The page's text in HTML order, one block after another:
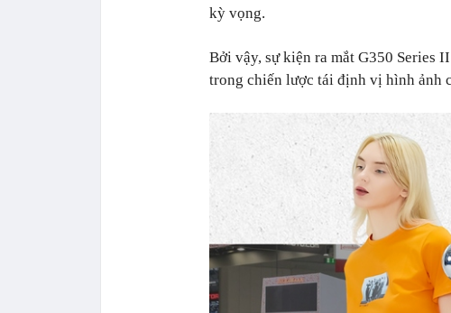
kỳ vọng.
Bởi vậy, sự kiện ra mắt G350 Series
trong chiến lược tái định vị hình ảnh